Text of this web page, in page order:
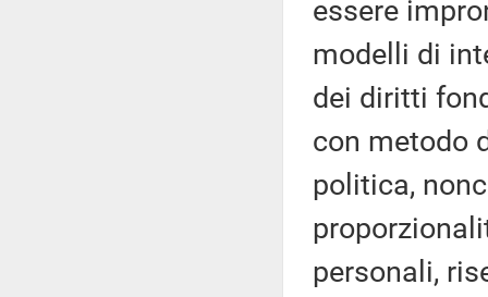
essere
modelli di
dei diritti
con metodo
politica,
personali,